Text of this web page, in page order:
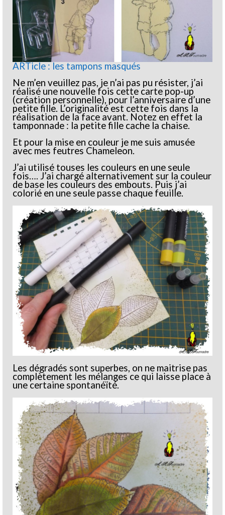
ARTicle : les tampons masqués
Ne m’en veuillez pas, je n’ai pas pu résister, j’ai
réalisé une nouvelle fois cette carte pop-up
(création personnelle), pour l’anniversaire d’une
petite fille. L’originalité est cette fois dans la
réalisation de la face avant. Notez en effet la
tamponnade : la petite fille cache la chaise.
Et pour la mise en couleur je me suis amusée
avec mes feutres Chameleon.
J’ai utilisé touses les couleurs en une seule
fois…. J’ai chargé alternativement sur la couleur
de base les couleurs des embouts. Puis j’ai
colorié en une seule passe chaque feuille.
Les dégradés sont superbes, on ne maitrise pas
complètement les mélanges ce qui laisse place à
une certaine spontanéïté.